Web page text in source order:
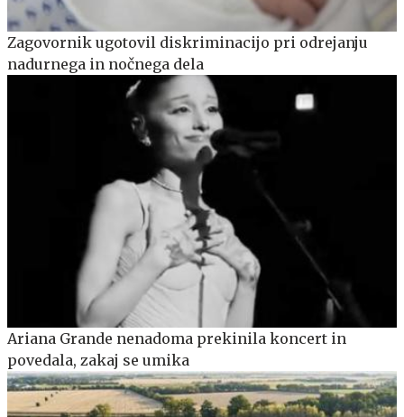
Zagovornik ugotovil diskriminacijo pri odrejanju
nadurnega in nočnega dela
Ariana Grande nenadoma prekinila koncert in
povedala, zakaj se umika